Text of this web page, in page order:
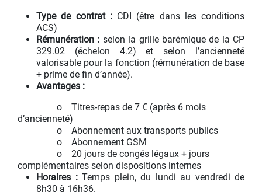
Type de contrat : CDI (être dans les conditions
ACS)
Rémunération : selon la grille barémique de la CP
329.02 (échelon 4.2) et selon l’ancienneté
valorisable pour la fonction (rémunération de base
+ prime de fin d’année).
Avantages :
​o Titres‑repas de 7 € (après 6 mois
d’ancienneté)
​o Abonnement aux transports publics
​o Abonnement GSM
​o 20 jours de congés légaux + jours
complémentaires selon dispositions internes
Horaires :Temps plein, du lundi au vendredi de
8h30 à 16h36.